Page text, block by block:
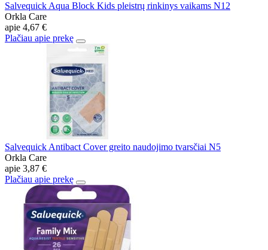
Salvequick Aqua Block Kids pleistrų rinkinys vaikams N12
Orkla Care
apie 4,67 €
Plačiau apie prekę
Salvequick Antibact Cover greito naudojimo tvarsčiai N5
Orkla Care
apie 3,87 €
Plačiau apie prekę